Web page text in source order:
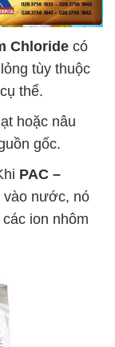
Chloride có
tùy thuộc
thể.
hoặc nâu
gốc.
PAC –
nước, nó
ion nhôm